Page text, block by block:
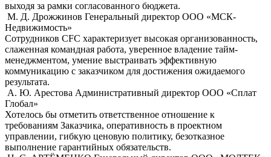
выходя за рамки согласованного бюджета.
М. Д. Дрожжинов Генеральный директор ООО «МСК-
Недвижимость»
Сотрудников CFC характеризует высокая организованность,
слаженная командная работа, уверенное владение тайм-
менеджментом, умение выстраивать эффективную
коммуникацию с заказчиком для достижения ожидаемого
результата.
А. Ю. Арестова Административный директор ООО «Сплат
Глобал»
Хотелось бы отметить ответственное отношение к
требованиям Заказчика, оперативность в проектном
управлении, гибкую ценовую политику, безотказное
выполнение гарантийных обязательств.